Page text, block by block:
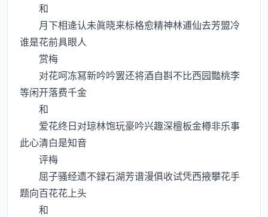
和
月下相逄认未眞晓来标格愈精神林逋仙去芳盟冷
谁是花前具眼人
赏梅
对花呵冻冩新吟吟罢还将酒自斟不比西园豓桃李
等闲开落费千金
和
爱花终日对琼林饱玩豪吟兴趣深檀板金樽非乐事
此心清白是知音
评梅
屈子骚经遗不録石湖芳谱漫俱收试凭西掖攀花手
题向百花花上头
和